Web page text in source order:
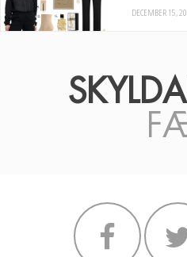
DECEMBER 15,